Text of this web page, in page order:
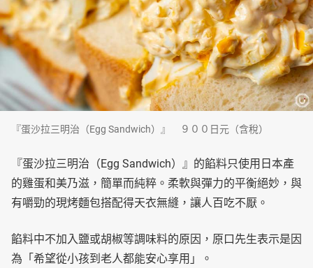
『蛋沙拉三明治（Egg Sandwich）』 ９００日元（含稅）
『蛋沙拉三明治（Egg Sandwich）』的餡料只使用日本產
的雞蛋和美乃滋，簡單而純粹。柔軟與彈力的平衡絕妙，與
有嚼勁的現烤麵包搭配得天衣無縫，讓人百吃不厭。
餡料中不加入鹽或胡椒等調味料的原因，原口先生表示是因
為「希望從小孩到老人都能安心享用」。